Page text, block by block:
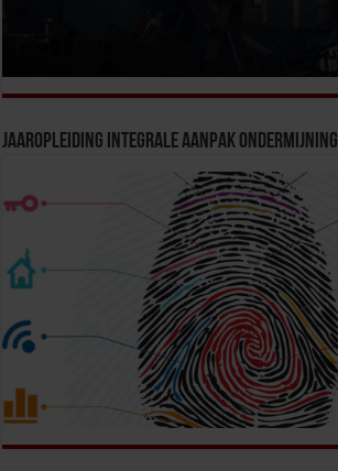
Jaaropleiding Integrale Aanpak Ondermijning